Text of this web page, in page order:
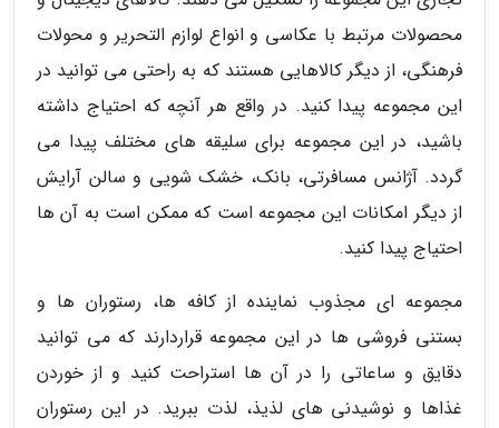
محصولات مرتبط با عکاسی و انواع لوازم التحریر و محولات
فرهنگی، از دیگر کالاهایی هستند که به راحتی می توانید در
این مجموعه پیدا کنید. در واقع هر آنچه که احتیاج داشته
باشید، در این مجموعه برای سلیقه های مختلف پیدا می
گردد. آژانس مسافرتی، بانک، خشک شویی و سالن آرایش
از دیگر امکانات این مجموعه است که ممکن است به آن ها
احتیاج پیدا کنید.
مجموعه ای مجذوب نماینده از کافه ها، رستوران ها و
بستنی فروشی ها در این مجموعه قراردارند که می توانید
دقایق و ساعاتی را در آن ها استراحت کنید و از خوردن
غذاها و نوشیدنی های لذیذ، لذت ببرید. در این رستوران